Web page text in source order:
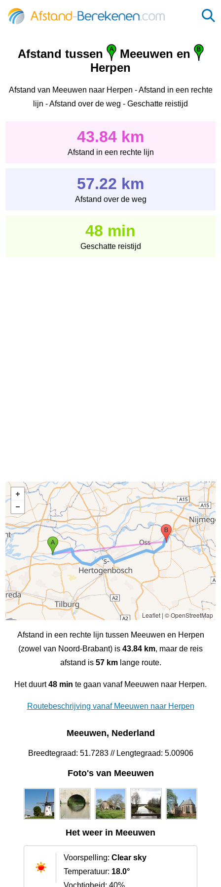
Afstand tussen
Meeuwen en
Herpen
Afstand van Meeuwen naar Herpen - Afstand in een rechte
lijn - Afstand over de weg - Geschatte reistijd
43.84 km
Afstand in een rechte lijn
57.22 km
Afstand over de weg
48 min
Geschatte reistijd
Leaflet| © OpenStreetMap
Afstand in een rechte lijn tussen Meeuwen en Herpen
(zowel van Noord-Brabant) is 43.84 km, maar de reis
afstand is 57 kmlange route.
Het duurt48 min te gaan vanaf Meeuwen naar Herpen.
Routebeschrijving vanaf Meeuwen naar Herpen
Meeuwen, Nederland
Breedtegraad: 51.7283 // Lengtegraad: 5.00906
Foto's van Meeuwen
Het weer in Meeuwen
Voorspelling: Clear sky
Temperatuur: 18.0°